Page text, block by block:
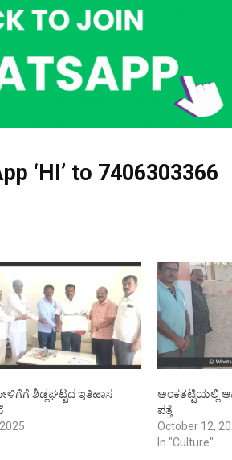
‘HI’ to 7406303366
ಶಿಡ್ಲಘಟ್ಟದ ಇತಿಹಾಸ
ಅಂಕತಟ್ಟಿಯಲ್ಲಿ
ಪತ್ತೆ
October 12,
In "Culture"